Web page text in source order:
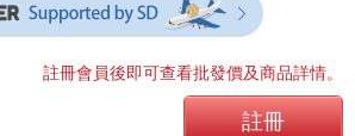
註冊會員後即可查看批發價及商品詳情。
註冊